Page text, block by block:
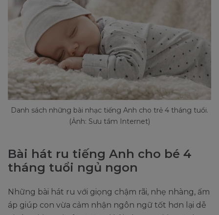
Danh sách những bài nhạc tiếng Anh cho trẻ 4 tháng tuổi.
(Ảnh: Sưu tầm Internet)
Bài hát ru tiếng Anh cho bé 4
tháng tuổi ngủ ngon
Những bài hát ru với giọng chậm rãi, nhẹ nhàng, ấm
áp giúp con vừa cảm nhận ngôn ngữ tốt hơn lại dễ